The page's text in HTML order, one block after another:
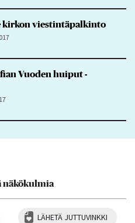
kirkon viestintäpalkinto
Vuoden huiput -
näkökulmia
LÄHETÄ JUTTUVINKKI